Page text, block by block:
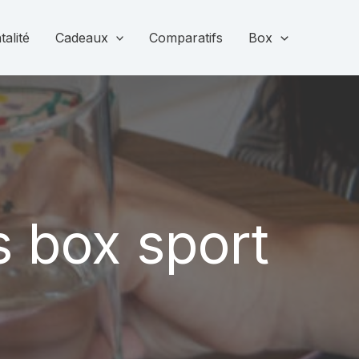
Cadeaux Comparatifs Box
box sport